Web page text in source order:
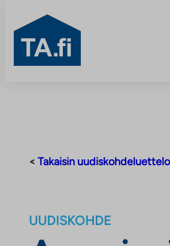
TA.fi
< Takaisin
UUDISKOHDE